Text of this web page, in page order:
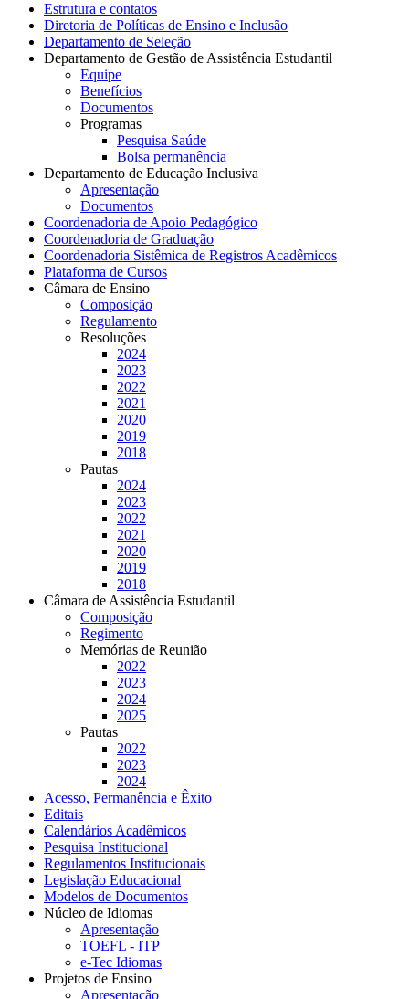
Estrutura e contatos
Diretoria de Políticas de Ensino e Inclusão
Departamento de Seleção
Departamento de Gestão de Assistência Estudantil
Equipe
Benefícios
Documentos
Programas
Pesquisa Saúde
Bolsa permanência
Departamento de Educação Inclusiva
Apresentação
Documentos
Coordenadoria de Apoio Pedagógico
Coordenadoria de Graduação
Coordenadoria Sistêmica de Registros Acadêmicos
Plataforma de Cursos
Câmara de Ensino
Composição
Regulamento
Resoluções
2024
2023
2022
2021
2020
2019
2018
Pautas
2024
2023
2022
2021
2020
2019
2018
Câmara de Assistência Estudantil
Composição
Regimento
Memórias de Reunião
2022
2023
2024
2025
Pautas
2022
2023
2024
Acesso, Permanência e Êxito
Editais
Calendários Acadêmicos
Pesquisa Institucional
Regulamentos Institucionais
Legislação Educacional
Modelos de Documentos
Núcleo de Idiomas
Apresentação
TOEFL - ITP
e-Tec Idiomas
Projetos de Ensino
Apresentação